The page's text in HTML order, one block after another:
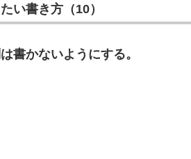
い書き方（10）
書かないようにする。